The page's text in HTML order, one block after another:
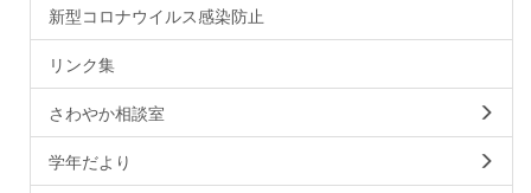
新型コロナウイルス感染防止
リンク集
さわやか相談室
学年だより